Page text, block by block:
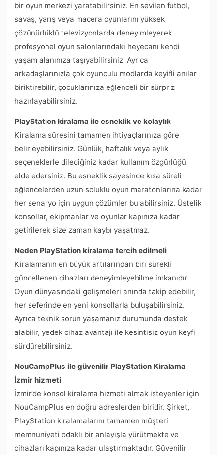
bir oyun merkezi yaratabilirsiniz. En sevilen futbol,
savaş, yarış veya macera oyunlarını yüksek
çözünürlüklü televizyonlarda deneyimleyerek
profesyonel oyun salonlarındaki heyecanı kendi
yaşam alanınıza taşıyabilirsiniz. Ayrıca
arkadaşlarınızla çok oyunculu modlarda keyifli anılar
biriktirebilir, çocuklarınıza eğlenceli bir sürpriz
hazırlayabilirsiniz.
PlayStation kiralama ile esneklik ve kolaylık
Kiralama süresini tamamen ihtiyaçlarınıza göre
belirleyebilirsiniz. Günlük, haftalık veya aylık
seçeneklerle dilediğiniz kadar kullanım özgürlüğü
elde edersiniz. Bu esneklik sayesinde kısa süreli
eğlencelerden uzun soluklu oyun maratonlarına kadar
her senaryo için uygun çözümler bulabilirsiniz. Üstelik
konsollar, ekipmanlar ve oyunlar kapınıza kadar
getirilerek size zaman kaybı yaşatmaz.
Neden PlayStation kiralama tercih edilmeli
Kiralamanın en büyük artılarından biri sürekli
güncellenen cihazları deneyimleyebilme imkanıdır.
Oyun dünyasındaki gelişmeleri anında takip edebilir,
her seferinde en yeni konsollarla buluşabilirsiniz.
Ayrıca teknik sorun yaşamanız durumunda destek
alabilir, yedek cihaz avantajı ile kesintisiz oyun keyfi
sürdürebilirsiniz.
NouCampPlus ile güvenilir PlayStation Kiralama
İzmir hizmeti
İzmir’de konsol kiralama hizmeti almak isteyenler için
NouCampPlus en doğru adreslerden biridir. Şirket,
PlayStation kiralamalarını tamamen müşteri
memnuniyeti odaklı bir anlayışla yürütmekte ve
cihazları kapınıza kadar ulaştırmaktadır. Güvenilir